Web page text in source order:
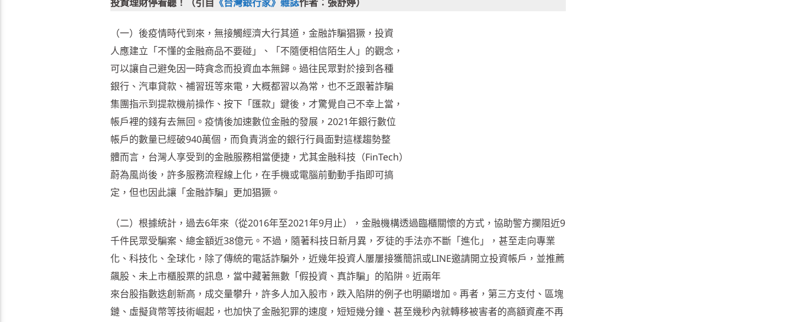
（一）後疫情時代到來，無接觸經濟大行其道，金融詐騙猖獗，投資
人應建立「不懂的金融商品不要碰」、「不隨便相信陌生人」的觀念，
可以讓自己避免因一時貪念而投資血本無歸。過往民眾對於接到各種
銀行、汽車貸款、補習班等來電，大概都習以為常，也不乏跟著詐騙
集團指示到提款機前操作、按下「匯款」鍵後，才驚覺自己不幸上當，
帳戶裡的錢有去無回。疫情後加速數位金融的發展，2021年銀行數位
帳戶的數量已經破940萬個，而負責消金的銀行行員面對這樣趨勢整
體而言，台灣人享受到的金融服務相當便捷，尤其金融科技（FinTech）
蔚為風尚後，許多服務流程線上化，在手機或電腦前動動手指即可搞
定，但也因此讓「金融詐騙」更加猖獗。
（二）根據統計，過去6年來（從2016年至2021年9月止），金融機構透過臨櫃關懷的方式，協助警方攔阻近9
千件民眾受騙案、總金額近38億元。不過，隨著科技日新月異，歹徒的手法亦不斷「進化」，甚至走向專業
化、科技化、全球化，除了傳統的電話詐騙外，近幾年投資人屢屢接獲簡訊或LINE邀請開立投資帳戶，並推薦
飆股、未上市櫃股票的訊息，當中藏著無數「假投資、真詐騙」的陷阱。近兩年
來台股指數迭創新高，成交量攀升，許多人加入股市，跌入陷阱的例子也明顯增加。再者，第三方支付、區塊
鏈、虛擬貨幣等技術崛起，也加快了金融犯罪的速度，短短幾分鐘、甚至幾秒內就轉移被害者的高額資產不再